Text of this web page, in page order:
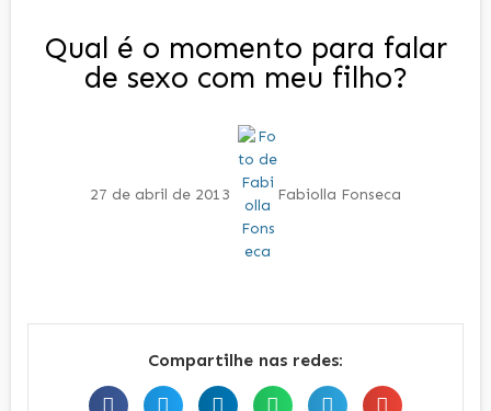
Qual é o momento para falar
de sexo com meu filho?
27 de abril de 2013 Fabiolla Fonseca
Compartilhe nas redes: